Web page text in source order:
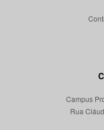
Campus
Rua